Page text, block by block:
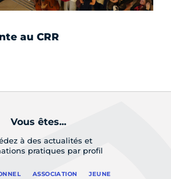
au CRR
Vous êtes...
à des actualités et
pratiques par profil
ASSOCIATION JEUNE